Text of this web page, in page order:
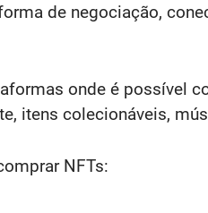
de negociação,
onde é possível
itens colecionáveis,
NFTs: